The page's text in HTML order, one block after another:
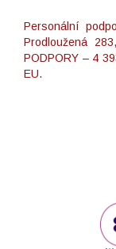
Personální
Prodloužená
PODPORY – 4
EU.